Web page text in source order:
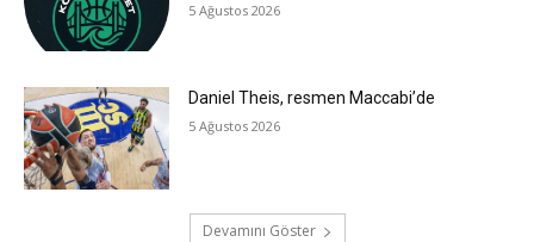
5 Ağustos 2026
Daniel Theis, resmen Maccabi’de
5 Ağustos 2026
Devamını Göster